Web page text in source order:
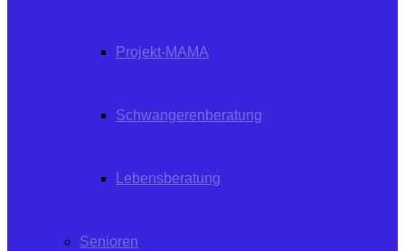
Projekt-MAMA
Schwangerenberatung
Lebensberatung
Senioren